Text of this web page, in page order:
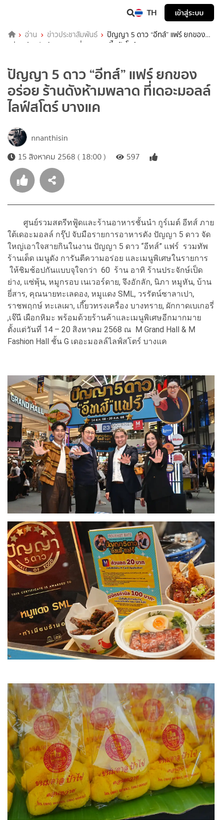
TH เข้าสู่ระบบ
อ่าน ข่าวประชาสัมพันธ์
ปัญญา 5 ดาว “อีทส์” แฟร์ ยกของ
อร่อย ร้านดังห้ามพลาด ที่เดอะมอลล์ไลฟ์สโตร์ บางแค
ปัญญา 5 ดาว “อีทส์” แฟร์ ยกของ
อร่อย ร้านดังห้ามพลาด ที่เดอะมอลล์
ไลฟ์สโตร์ บางแค
nnanthisin
15 สิงหาคม 2568 ( 18:00 )
597
ศูนย์รวมสตรีทฟู้ดและร้านอาหารชั้นนำ กูร์เมต์ อีทส์ ภาย
ใต้เดอะมอลล์ กรุ๊ป จับมือรายการอาหารดัง ปัญญา 5 ดาว จัด
ใหญ่เอาใจสายกินในงาน ปัญญา 5 ดาว “อีทส์” แฟร์ รวมทัพ
ร้านเด็ด เมนูดัง การันตีความอร่อย และเมนูพิเศษในรายการ
ให้ชิมช้อปกันแบบจุใจกว่า 60 ร้าน อาทิ ร้านประจักษ์เป็ด
ย่าง, แซ่พุ้น, หมูกรอบ เนเวอร์ดาย, จึงอักลัก, นิภา หมูหัน, บ้าน
ยี่สาร, คุณนายทะเลดอง, หมูแดง SML, วรรัตน์ซาลาเปา,
ราชพฤกษ์ ทะเลเผา, เกี๊ยวทรงเครื่อง บางทราย, ผักกาดเบเกอรี่
,เจ๊นี เผือกหิมะ พร้อมด้วยร้านค้าและเมนูพิเศษอีกมากมาย
ตั้งแต่วันที่ 14 – 20 สิงหาคม 2568 ณ M Grand Hall & M
Fashion Hall ชั้น G เดอะมอลล์ไลฟ์สโตร์ บางแค